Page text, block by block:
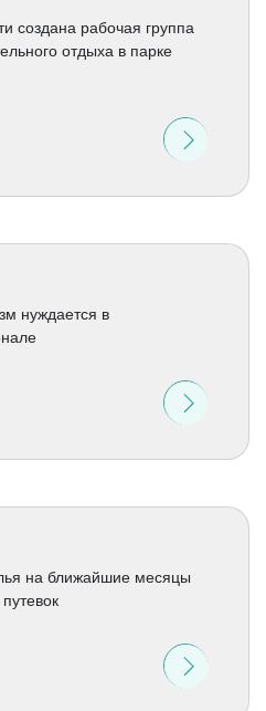
создана рабочая группа
отдыха в парке
нуждается в
на ближайшие месяцы